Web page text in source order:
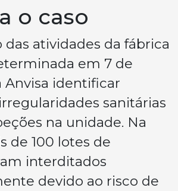
o caso
das atividades da fábrica
em 7 de
Anvisa identificar
sanitárias
na unidade. Na
de 100 lotes de
interditados
devido ao risco de